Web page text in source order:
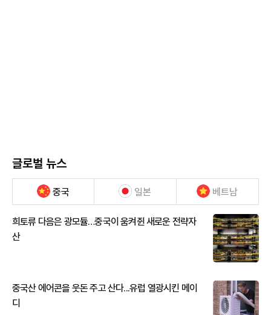
글로벌 뉴스
중국 일본 베트남
희토류 다음은 광모듈…중국이 움켜쥔 새로운 전략자
산
중국산 에어콘을 웃돈 주고 산다...유럽 열광시킨 메이
디